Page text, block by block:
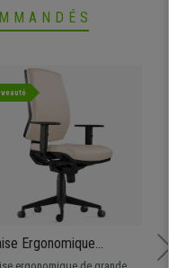
Ergonomique
en Cuir Crème,